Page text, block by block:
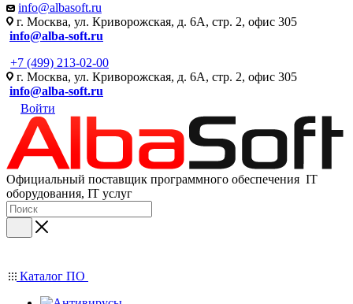
info@albasoft.ru
г. Москва, ул. Криворожская, д. 6А, стр. 2, офис 305
info@alba-soft.ru
+7 (499) 213-02-00
г. Москва, ул. Криворожская, д. 6А, стр. 2, офис 305
info@alba-soft.ru
Войти
Официальный поставщик программного обеспечения IT
оборудования, IT услуг
Каталог ПО